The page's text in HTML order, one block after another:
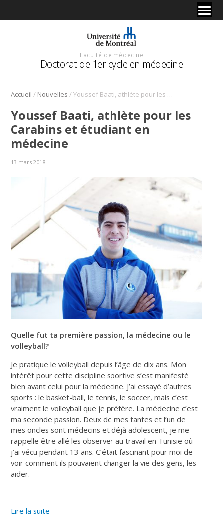
Faculté de médecine
Doctorat de 1er cycle en médecine
Accueil / Nouvelles / Youssef Baati, athlète pour les Carabins et étudiant en médecine
Youssef Baati, athlète pour les
Carabins et étudiant en
médecine
13 mars 2018
Quelle fut ta première passion, la médecine ou le
volleyball?
Je pratique le volleyball depuis l’âge de dix ans. Mon
intérêt pour cette discipline sportive s’est manifesté
bien avant celui pour la médecine. J’ai essayé d’autres
sports : le basket-ball, le tennis, le soccer, mais c’est
vraiment le volleyball que je préfère. La médecine c’est
ma seconde passion. Deux de mes tantes et l’un de
mes oncles sont médecins et déjà adolescent, je me
rappelle être allé les observer au travail en Tunisie où
j’ai vécu pendant 13 ans. C’était fascinant pour moi de
voir comment ils pouvaient changer la vie des gens, les
aider.
Lire la suite